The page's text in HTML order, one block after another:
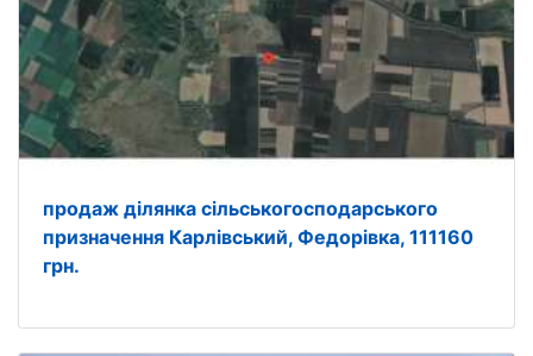
продаж ділянка сільськогосподарського
призначення Карлівський, Федорівка, 111160
грн.